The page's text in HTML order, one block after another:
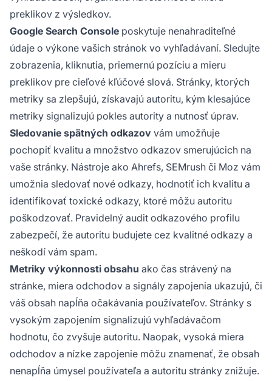
preklikov z výsledkov.
Google Search Console poskytuje nenahraditeľné
údaje o výkone vašich stránok vo vyhľadávaní. Sledujte
zobrazenia, kliknutia, priemernú pozíciu a mieru
preklikov pre cieľové kľúčové slová. Stránky, ktorých
metriky sa zlepšujú, získavajú autoritu, kým klesajúce
metriky signalizujú pokles autority a nutnosť úprav.
Sledovanie spätných odkazov vám umožňuje
pochopiť kvalitu a množstvo odkazov smerujúcich na
vaše stránky. Nástroje ako Ahrefs, SEMrush či Moz vám
umožnia sledovať nové odkazy, hodnotiť ich kvalitu a
identifikovať toxické odkazy, ktoré môžu autoritu
poškodzovať. Pravidelný audit odkazového profilu
zabezpečí, že autoritu budujete cez kvalitné odkazy a
neškodí vám spam.
Metriky výkonnosti obsahu ako čas strávený na
stránke, miera odchodov a signály zapojenia ukazujú, či
váš obsah napĺňa očakávania používateľov. Stránky s
vysokým zapojením signalizujú vyhľadávačom
hodnotu, čo zvyšuje autoritu. Naopak, vysoká miera
odchodov a nízke zapojenie môžu znamenať, že obsah
nenapĺňa úmysel používateľa a autoritu stránky znižuje.